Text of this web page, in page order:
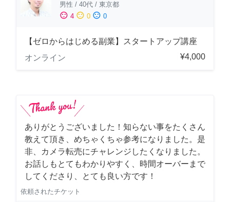
男性 / 40代 / 東京都
sentiment_satisfied 4 sentiment_neutral 0 sentiment_dissatisfied 0
【ゼロからはじめる副業】スタートアップ講座
オンライン
¥4,000
ありがとうございました！知らない事をたくさん
教えて頂き、めちゃくちゃ参考になりました。是
非、カメラ転売にチャレンジしたくなりました。
お話しもとてもわかりやすく、時間オーバーまで
してくださり、とても良い方です！
依頼されたチケット